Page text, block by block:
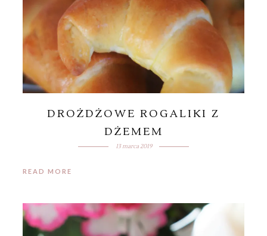
DROŻDŻOWE ROGALIKI Z
DŻEMEM
13 marca 2019
READ MORE